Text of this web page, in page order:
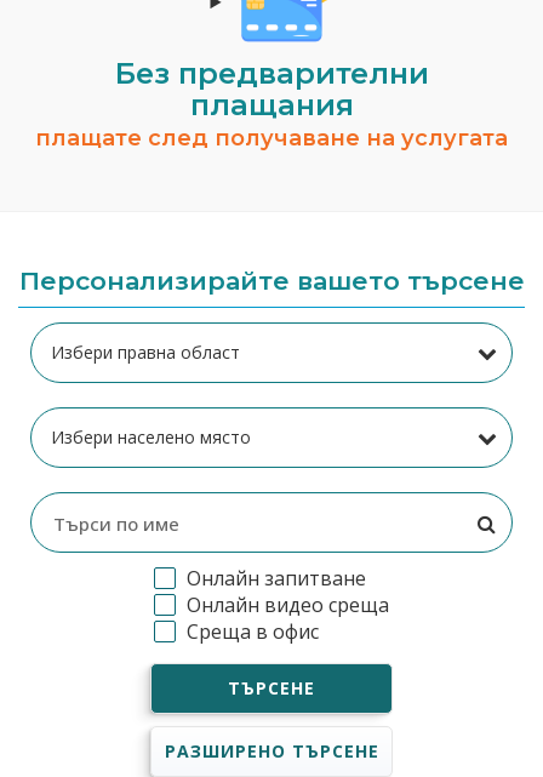
Без предварителни
плащания
плащате след получаване на услугата
Персонализирайте вашето търсене
Онлайн запитване
Онлайн видео среща
Среща в офис
ТЪРСЕНЕ
РАЗШИРЕНО ТЪРСЕНЕ